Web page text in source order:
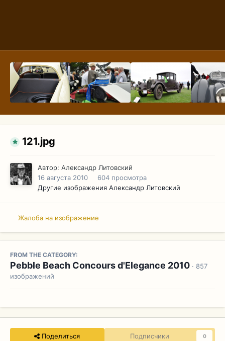
121.jpg
Автор: Александр Литовский
16 августа 2010
604 просмотра
Другие изображения Александр Литовский
Жалоба на изображение
FROM THE CATEGORY:
Pebble Beach Concours d'Elegance 2010 · 857
изображений
Поделиться Подписчики 0